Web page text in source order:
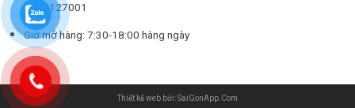
0932127001
Giờ mở hàng: 7:30-18:00 hàng ngày
Thiết kế web bởi: SaiGonApp.Com